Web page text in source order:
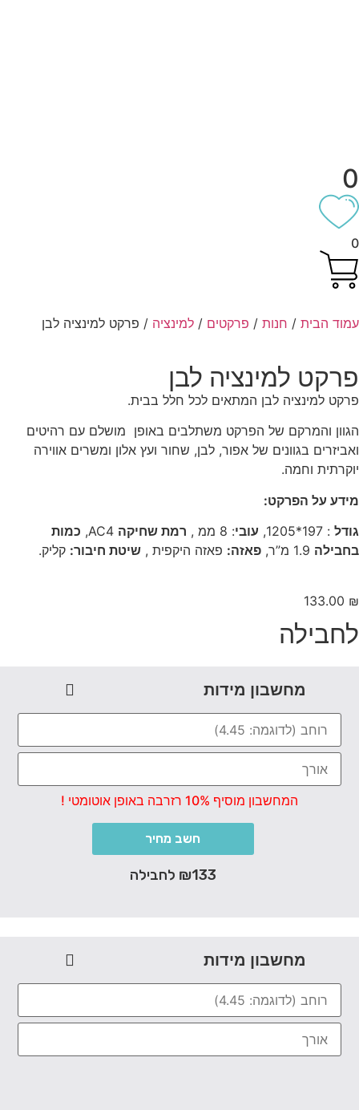
הבית/חנות/פרקטים/למינציה/ פרקט למינציה לבן
למינציה לבן
למינציה לבן המתאים לכל חלל בבית.
והמרקם של הפרקט משתלבים באופן מושלם עם רהיטים
בגוונים של אפור, לבן, שחור ועץ אלון ומשרים אווירה
וחמה.
על הפרקט:
: 197*1205, עובי: 8 ממ , רמת שחיקהAC4,
כמות
1.9 מ”ר, פאזה:פאזה היקפית , שיטת חיבור:קליק.
133.00
מחשבון מידות
המחשבון מוסיף 10% רזרבה באופן אוטומטי !
חשב מחיר
₪133 לחבילה
מחשבון מידות